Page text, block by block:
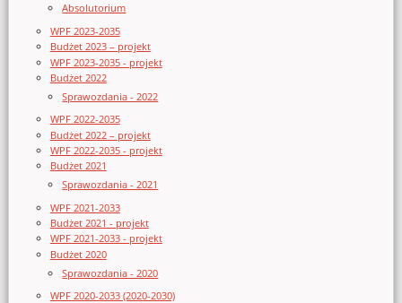
Absolutorium
WPF 2023-2035
Budżet 2023 – projekt
WPF 2023-2035 - projekt
Budżet 2022
Sprawozdania - 2022
WPF 2022-2035
Budżet 2022 – projekt
WPF 2022-2035 - projekt
Budżet 2021
Sprawozdania - 2021
WPF 2021-2033
Budżet 2021 - projekt
WPF 2021-2033 - projekt
Budżet 2020
Sprawozdania - 2020
WPF 2020-2033 (2020-2030)